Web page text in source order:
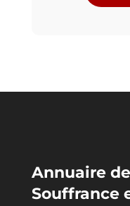
Annuaire
Souffrance